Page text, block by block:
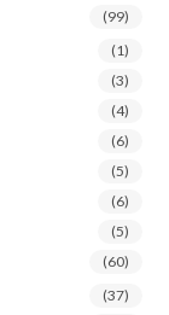
(99)
(1)
(3)
(4)
(6)
(5)
(6)
(5)
(60)
(37)